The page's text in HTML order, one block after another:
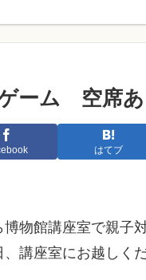
ーム 空席
はてブ
物館講座室で親子
講座室にお越しくだ